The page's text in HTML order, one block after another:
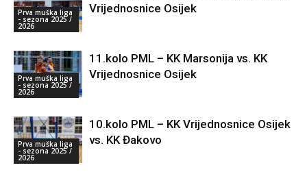
Prva muška liga
- sezona 2025 /
2026
Vrijednosnice Osijek
Prva muška liga
- sezona 2025 /
2026
11.kolo PML – KK Marsonija vs. KK
Vrijednosnice Osijek
Prva muška liga
- sezona 2025 /
2026
10.kolo PML – KK Vrijednosnice Osijek
vs. KK Đakovo